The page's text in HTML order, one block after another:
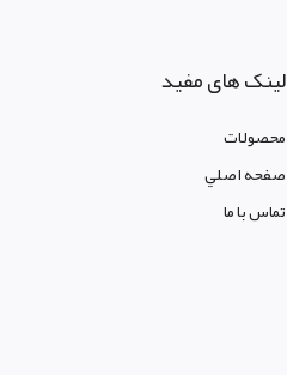
لینک های مفید
محصولات
صفحه اصلي
تماس با ما